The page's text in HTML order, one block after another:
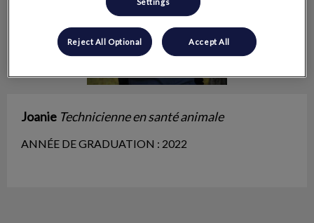
Joanie Technicienne en santé animale
ANNÉE DE GRADUATION : 2022
Reject All Optional Accept All